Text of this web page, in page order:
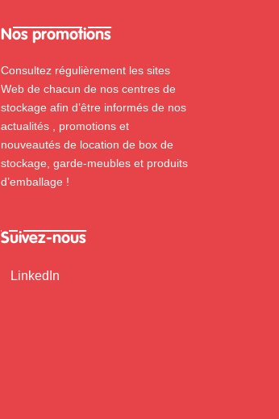
Nos promotions
Consultez régulièrement les sites
Web de chacun de nos centres de
stockage afin d’être informés de nos
actualités , promotions et
nouveautés de location de box de
stockage, garde-meubles et produits
d’emballage !
Suivez-nous
LinkedIn